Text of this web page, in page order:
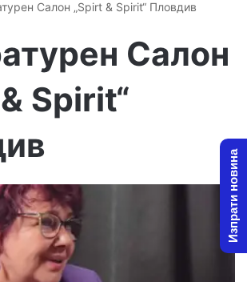
Салон „Spirt & Spirit“ Пловдив
Салон
Spirit“
Изпрати новина